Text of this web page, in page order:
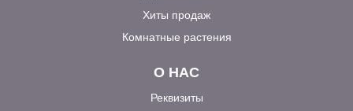
Хиты продаж
Комнатные растения
О НАС
Реквизиты